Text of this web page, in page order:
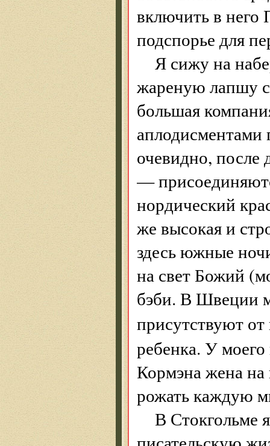
включить в
подспорье для
Я сижу на
жареную лапшу с
большая
очевидно, после
—
нордиче­ский
же высокая и
здесь южные
на свет Божий
бэби. В Швеции
присутствуют от
ребенка. У
Кормэна жена
рожать каждую
В Стокгольме